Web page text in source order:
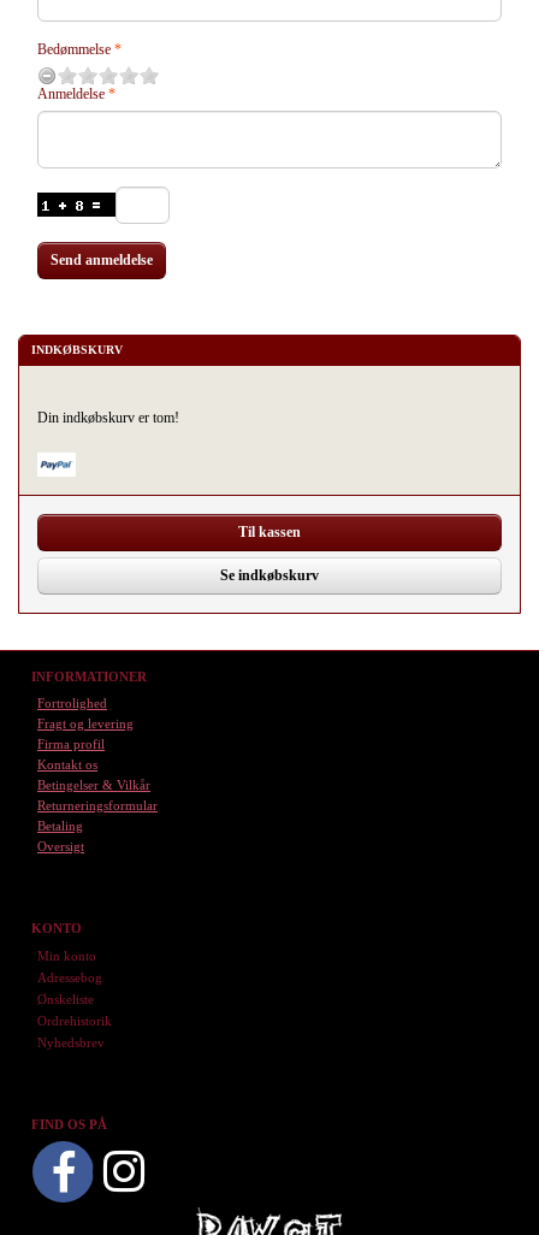
Bedømmelse
Anmeldelse
Send anmeldelse
INDKØBSKURV
Din indkøbskurv er tom!
Til kassen
Se indkøbskurv
INFORMATIONER
Fortrolighed
Fragt og levering
Firma profil
Kontakt os
Betingelser & Vilkår
Returneringsformular
Betaling
Oversigt
KONTO
Min konto
Adressebog
Ønskeliste
Ordrehistorik
Nyhedsbrev
FIND OS PÅ